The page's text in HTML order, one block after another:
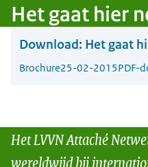
Het gaat hier
Download: Het gaat
Brochure25-02-2015PDF-
Het LVVN Attaché
wereldwijd bij